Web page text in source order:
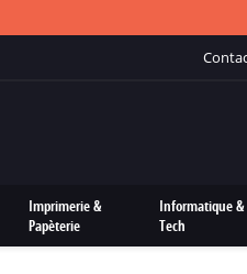
Imprimerie &
Papèterie
Informatique
Tech